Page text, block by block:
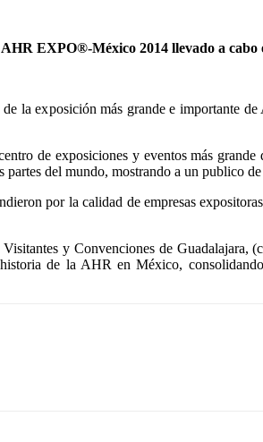
EXPO®-México 2014 llevado a
la exposición más grande e
de exposiciones y eventos más
del mundo, mostrando a un publico
por la calidad de empresas
y Convenciones de
de la AHR en México,